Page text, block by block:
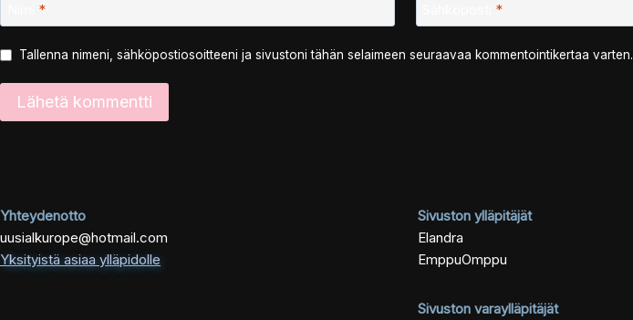
* *
Tallenna nimeni, sähköpostiosoitteeni ja sivustoni tähän selaimeen seuraavaa kommentointikertaa varten.
Yhteydenotto
uusialkurope@hotmail.com
Yksityistä asiaa ylläpidolle
Sivuston ylläpitäjät
Elandra
EmppuOmppu
Sivuston varaylläpitäjät